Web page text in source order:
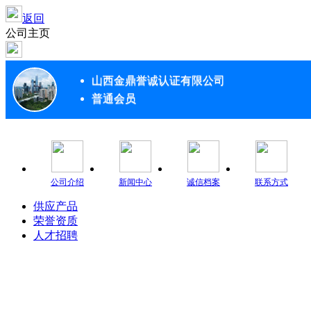
返回
公司主页
山西金鼎誉诚认证有限公司
普通会员
公司介绍 新闻中心 诚信档案 联系方式
供应产品
荣誉资质
人才招聘